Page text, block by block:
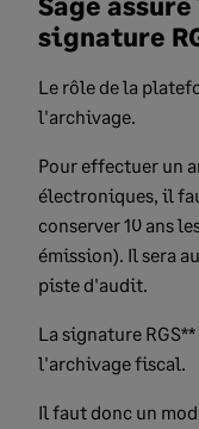
signature
Le rôle de la
l'archivage.
Pour effectuer un
électroniques, il
conserver 10 ans
émission). Il sera
piste d'audit.
La signature
l'archivage fiscal.
Il faut donc un